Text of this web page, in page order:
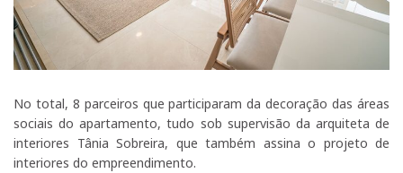
No total, 8 parceiros que participaram da decoração das áreas
sociais do apartamento, tudo sob supervisão da arquiteta de
interiores Tânia Sobreira, que também assina o projeto de
interiores do empreendimento.